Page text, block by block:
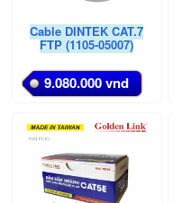
Cable DINTEK CAT.7
FTP (1105-05007)
9.080.000 vnd